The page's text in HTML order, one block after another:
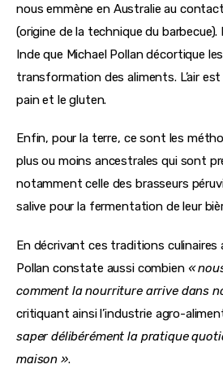
nous emmène en Australie au
(origine de la technique du barbecue).
Inde que Michael Pollan décortique
transformation des aliments. L’air est
pain et le gluten.
Enfin, pour la terre, ce sont les
plus ou moins ancestrales qui sont
notamment celle des brasseurs
salive pour la fermentation de leur
En décrivant ces traditions culinaires
Pollan constate aussi combien «
comment la nourriture arrive dans
critiquant ainsi l’industrie agro-
saper délibérément la pratique
maison ».